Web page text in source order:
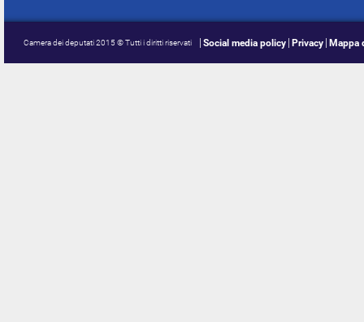
Camera dei deputati 2015 © Tutti i diritti riservati Social media policy Privacy Mappa